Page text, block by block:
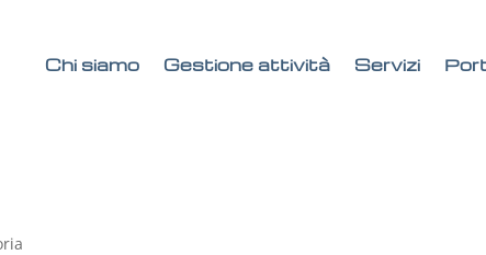
Chi siamo Gestione attività Servizi